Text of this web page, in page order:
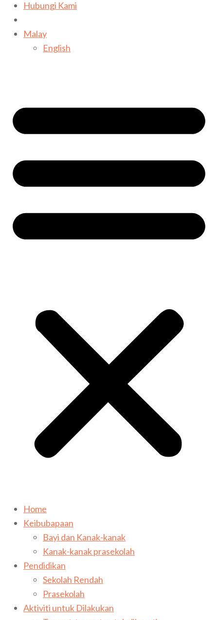
Hubungi Kami
Malay
English
Home
Keibubapaan
Bayi dan Kanak-kanak
Kanak-kanak prasekolah
Pendidikan
Sekolah Rendah
Prasekolah
Aktiviti untuk Dilakukan